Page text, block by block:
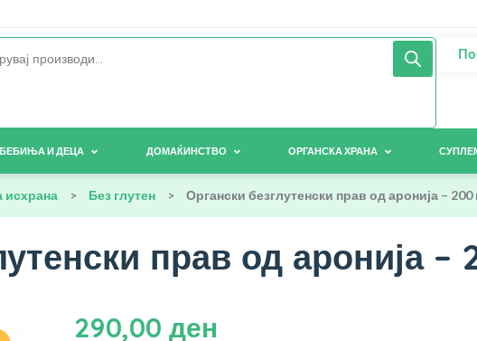
БЕБИЊА И ДЕЦА ДОМАЌИНСТВО ОРГАНСКА ХРАНА
исхрана > Без глутен > Органски безглутенски прав од аронија – 200
прав од аронија –
290,00 ден